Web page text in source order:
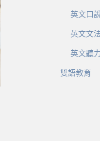
英文口
英文文
英文聽
雙語教育